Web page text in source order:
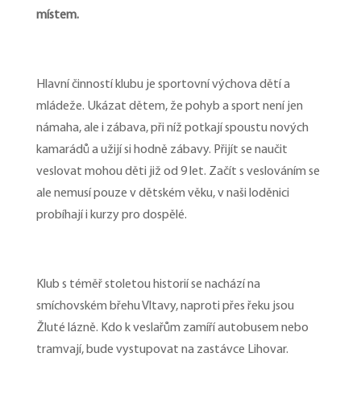
místem.
Hlavní činností klubu je sportovní výchova dětí a
mládeže. Ukázat dětem, že pohyb a sport není jen
námaha, ale i zábava, při níž potkají spoustu nových
kamarádů a užijí si hodně zábavy. Přijít se naučit
veslovat mohou děti již od 9 let. Začít s veslováním se
ale nemusí pouze v dětském věku, v naši loděnici
probíhají i kurzy pro dospělé.
Klub s téměř stoletou historií se nachází na
smíchovském břehu Vltavy, naproti přes řeku jsou
Žluté lázně. Kdo k veslařům zamíří autobusem nebo
tramvají, bude vystupovat na zastávce Lihovar.